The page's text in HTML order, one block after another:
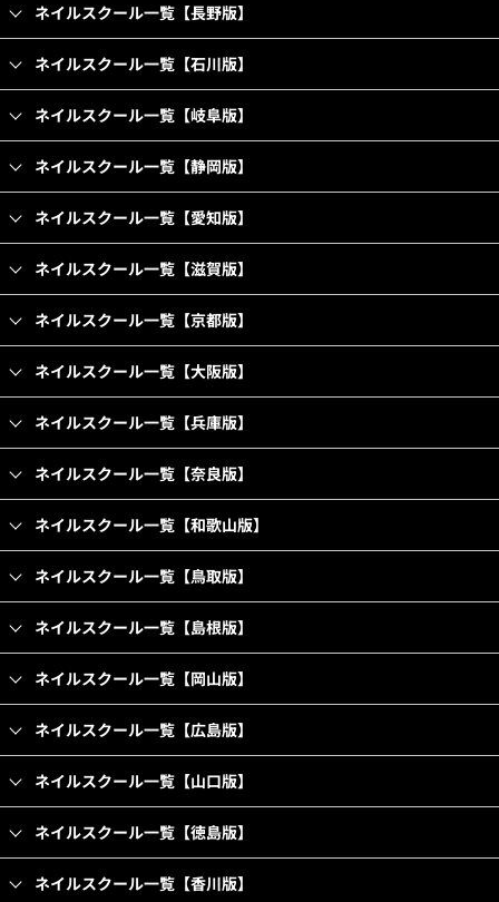
ネイルスクール一覧【長野版】
ネイルスクール一覧【石川版】
ネイルスクール一覧【岐阜版】
ネイルスクール一覧【静岡版】
ネイルスクール一覧【愛知版】
ネイルスクール一覧【滋賀版】
ネイルスクール一覧【京都版】
ネイルスクール一覧【大阪版】
ネイルスクール一覧【兵庫版】
ネイルスクール一覧【奈良版】
ネイルスクール一覧【和歌山版】
ネイルスクール一覧【鳥取版】
ネイルスクール一覧【島根版】
ネイルスクール一覧【岡山版】
ネイルスクール一覧【広島版】
ネイルスクール一覧【山口版】
ネイルスクール一覧【徳島版】
ネイルスクール一覧【香川版】